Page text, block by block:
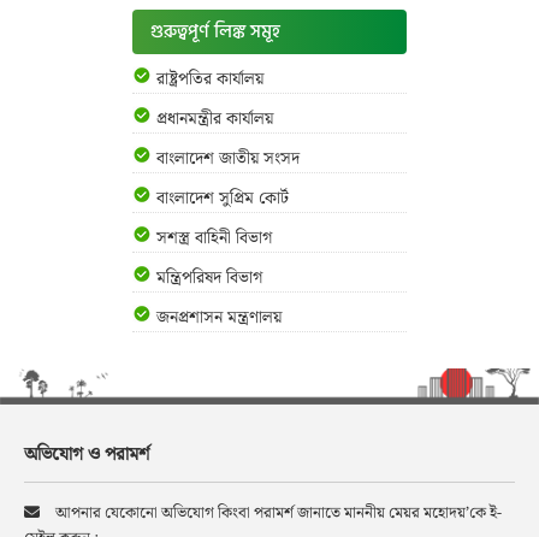
গুরুত্বপূর্ণ লিঙ্ক সমূহ
রাষ্ট্রপতির কার্যালয়
প্রধানমন্ত্রীর কার্যালয়
বাংলাদেশ জাতীয় সংসদ
বাংলাদেশ সুপ্রিম কোর্ট
সশস্ত্র বাহিনী বিভাগ
মন্ত্রিপরিষদ বিভাগ
জনপ্রশাসন মন্ত্রণালয়
অভিযোগ ও পরামর্শ
আপনার যেকোনো অভিযোগ কিংবা পরামর্শ জানাতে মাননীয় মেয়র মহোদয়’কে ই-